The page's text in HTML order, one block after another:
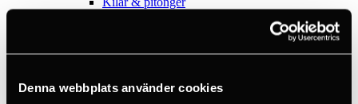
Denna webbplats använder cookies
Kläder
Lampor